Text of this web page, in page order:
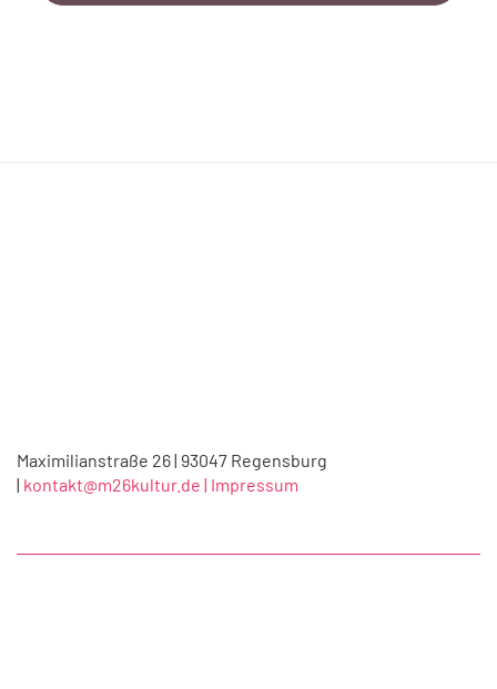
Maximilianstraße 26 | 93047 Regensburg
| kontakt@m26kultur.de | Impressum